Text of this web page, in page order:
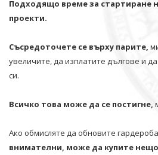
Подходящо време за стартиране
проекти.
Съсредоточете се върху парите,
увеличите, да изплатите дългове и
си.
Всичко това може да се постигне,
Ако обмисляте да обновите
внимателни, може да купите